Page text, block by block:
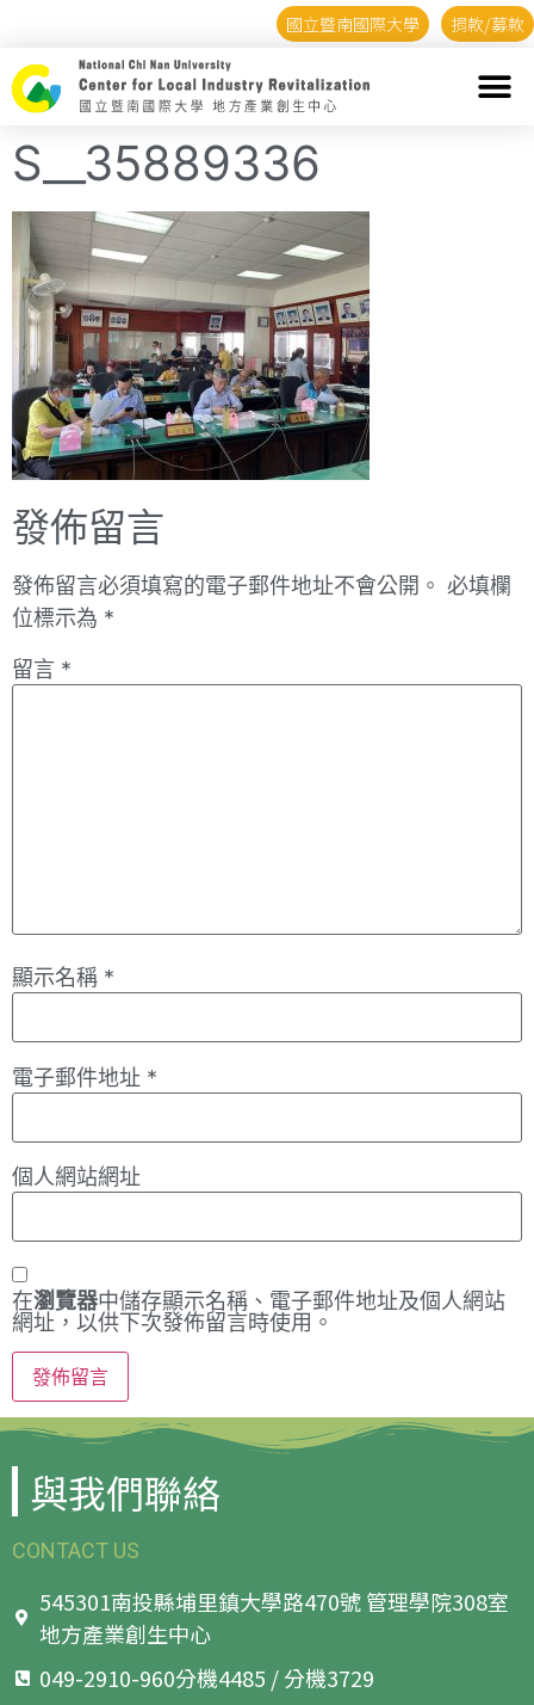
國立暨南國際大學 捐款/募款
S__35889336
發佈留言
發佈留言必須填寫的電子郵件地址不會公開。 必填欄
位標示為 *
留言 *
顯示名稱 *
電子郵件地址 *
個人網站網址
在瀏覽器中儲存顯示名稱、電子郵件地址及個人網站
網址，以供下次發佈留言時使用。
與我們聯絡
CONTACT US
545301南投縣埔里鎮大學路470號 管理學院308室
地方產業創生中心
049-2910-960分機4485 / 分機3729